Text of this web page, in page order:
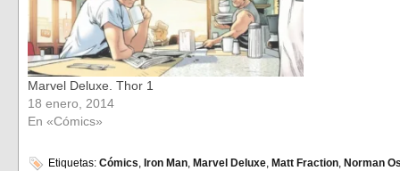
Marvel Deluxe. Thor 1
18 enero, 2014
En «Cómics»
Etiquetas: Cómics, Iron Man, Marvel Deluxe, Matt Fraction, Norman